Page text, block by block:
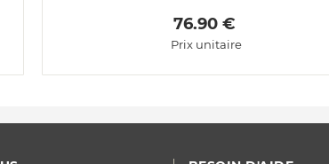
76.90 €
Prix unitaire